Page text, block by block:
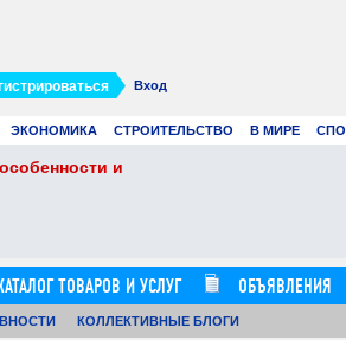
Вход
ЭКОНОМИКА СТРОИТЕЛЬСТВО В МИРЕ
и
ТОВАРОВ И УСЛУГ ОБЪЯВЛЕНИЯ
КОЛЛЕКТИВНЫЕ БЛОГИ